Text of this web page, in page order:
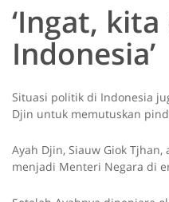
‘Ingat,
Indonesia’
Situasi politik di Indonesia
Djin untuk memutuskan
Ayah Djin, Siauw Giok
menjadi Menteri Negara di